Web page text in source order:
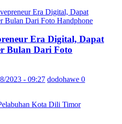
Era Digital, Dapat
Bulan Dari Foto
2023 - 09:27 dodohawe 0